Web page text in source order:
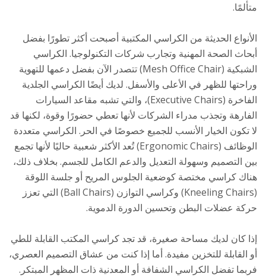
متألمًا.
الأنواع الحديثة من الكراسي المكتبية أصبحت أكثر تطورًا بفضل
أبحاث الصحة المهنية وتجارب شركات التكنولوجيا. الكراسي
الشبكية (Mesh Office Chair) تتصدر الآن بفضل دعمها للتهوية
وراحتها للظهر في الأعلى والأسفل. لديك أيضًا الكراسي الجلدية
الفاخرة (Executive Chairs)، والتي تشبه مقاعد السيارات
الفارهة وتجذب مدراء الشركات لأنها تعطي حضورًا وقوة، لكنها قد
لا تكون الخيار الأنسب للجميع خصوصًا في الحر. الكراسي متعددة
الوظائف (Ergonomic Chairs) تُعد الأكثر شعبية حاليًا لأنها تجمع
بين التصميم وسهولة التعديل والدعم الكامل للجسم. بخلاف ذلك،
هناك كراسي مختصة كوضعية الجلوس المريح أو جلسة اللوقة
(Kneeling Chairs) وكراسي التوازن (Ball Chairs) التي تعزز
حركة عضلات البطن وتحسين الدورة الدموية.
إذا كان لديك مساحة صغيرة، قد تجد كراسي المكتب القابلة للطي
أو القابلة للتخزين مفيدة. أما إذا كنت من عشاق التصميم العصري،
فربما تفضل الكراسي الشفافة أو المعدنية ذات المظهر المبتكر.